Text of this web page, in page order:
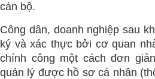
cán bộ.
Công dân, doanh nghiệp sau
ký và xác thực bởi cơ quan
chính công một cách đơn
quản lý được hồ sơ cá nhân